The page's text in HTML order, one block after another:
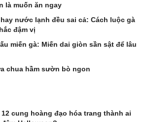
là muốn ăn ngay
nước lạnh đều sai cả: Cách luộc gà
đậm vị
miến gà: Miến dai giòn sần sật để lâu
chua hầm sườn bò ngon
12 cung hoàng đạo hóa trang thành ai